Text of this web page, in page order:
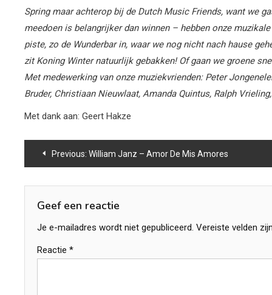
Spring maar achterop bij de Dutch Music Friends, want we
meedoen is belangrijker dan winnen – hebben onze
piste, zo de Wunderbar in, waar we nog nicht nach hause
zit Koning Winter natuurlijk gebakken! Of gaan we groene
Met medewerking van onze muziekvrienden: Peter
Bruder, Christiaan Nieuwlaat, Amanda Quintus, Ralph
Met dank aan: Geert Hakze
Bericht
navigatie
Previous: William Janz – Amor De Mis Amores
Geef een reactie
Je e-mailadres wordt niet gepubliceerd. Vereiste velden
Reactie *